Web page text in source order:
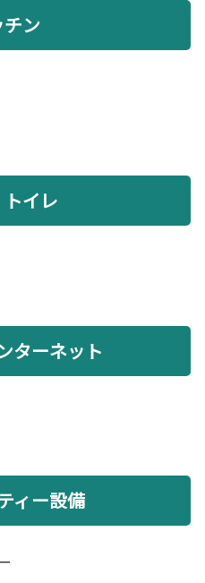
チン
イレ
ターネット
ィー設備